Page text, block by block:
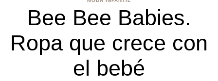
Bee Bee Babies.
Ropa que crece con
el bebé